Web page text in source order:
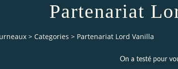
Partenariat
> Categories > Partenariat Lord Vanilla
On a testé pour